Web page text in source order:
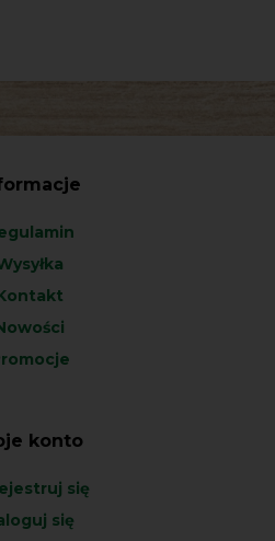
konto
się
się